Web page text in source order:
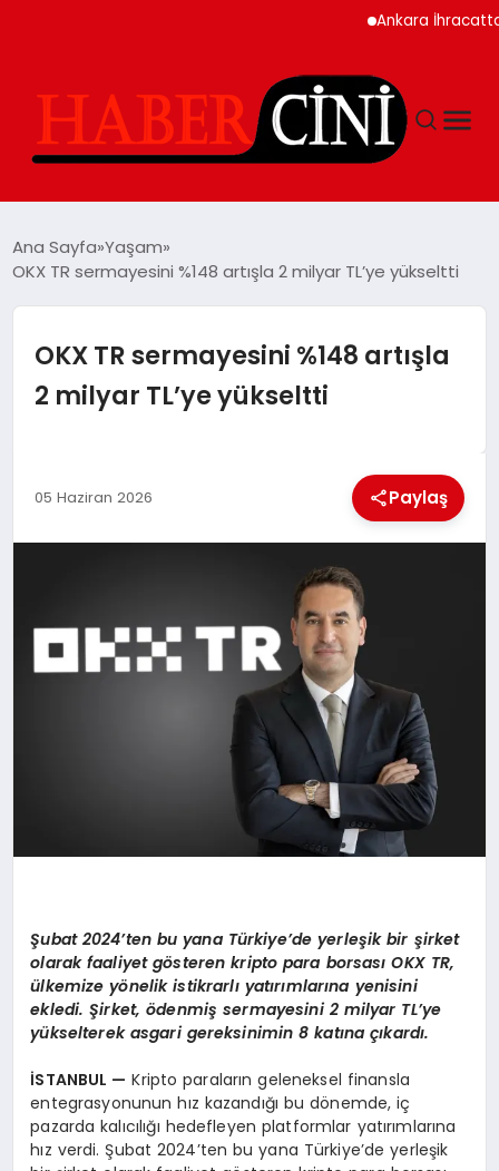
Ankara İhracatta
GÜNCEL
MAGAZIN
EKONOMI
Ana Sayfa Yaşam
OKX TR sermayesini %148 artışla 2 milyar TL’ye yükseltti
OKX TR sermayesini %148 artışla
2 milyar TL’ye yükseltti
05 Haziran 2026 Paylaş
Şubat 2024’ten bu yana Türkiye’de yerleşik bir şirket
olarak faaliyet gösteren kripto para borsası OKX TR,
ülkemize yönelik istikrarlı yatırımlarına yenisini
ekledi. Şirket, ödenmiş sermayesini 2 milyar TL’ye
yükselterek asgari gereksinimin 8 katına çıkardı.
İSTANBUL — Kripto paraların geleneksel finansla
entegrasyonunun hız kazandığı bu dönemde, iç
pazarda kalıcılığı hedefleyen platformlar yatırımlarına
hız verdi. Şubat 2024’ten bu yana Türkiye’de yerleşik